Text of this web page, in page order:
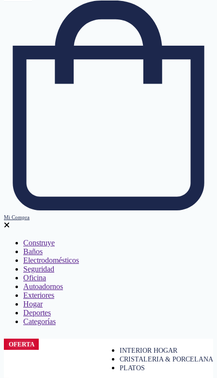
Mi Compra
Construye
Baños
Electrodomésticos
Seguridad
Oficina
Autoadornos
Exteriores
Hogar
Deportes
Categorías
INTERIOR HOGAR
CRISTALERIA & PORCELANA
PLATOS
OFERTA